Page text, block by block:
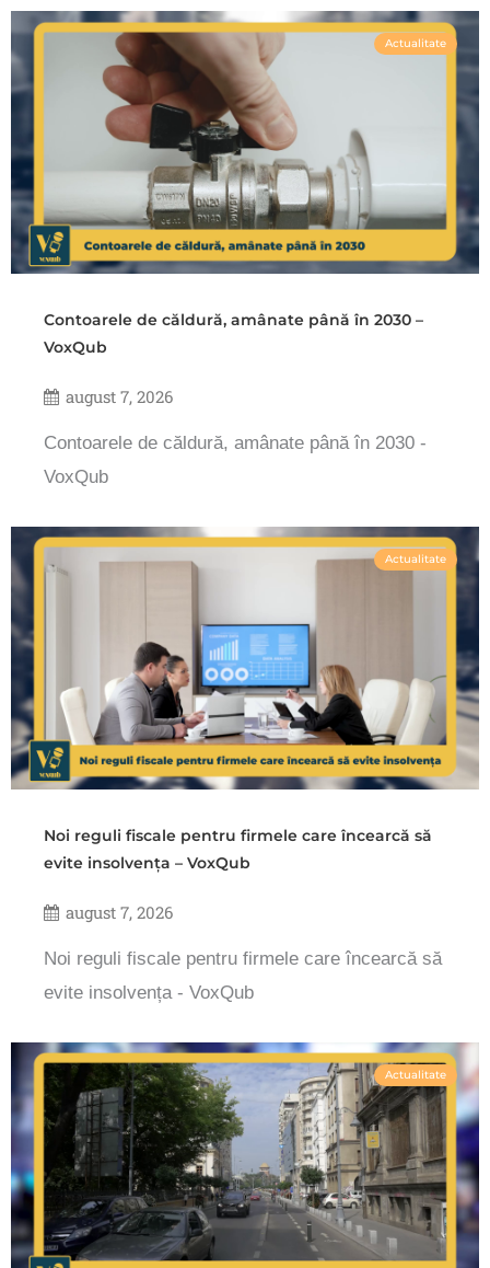
Actualitate
Contoarele de căldură, amânate până în 2030 –
VoxQub
august 7, 2026
Contoarele de căldură, amânate până în 2030 -
VoxQub
Actualitate
Noi reguli fiscale pentru firmele care încearcă să
evite insolvența – VoxQub
august 7, 2026
Noi reguli fiscale pentru firmele care încearcă să
evite insolvența - VoxQub
Actualitate